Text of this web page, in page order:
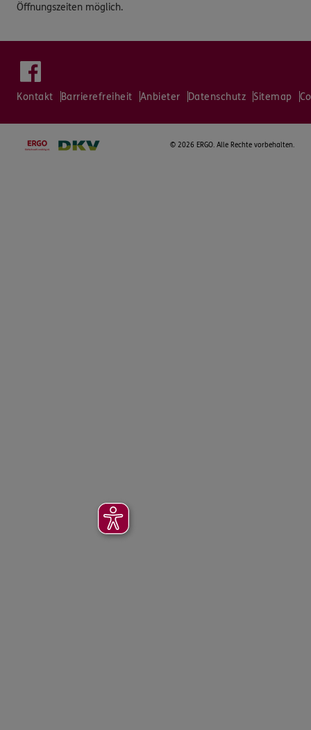
Öffnungszeiten möglich.
Kontakt Barrierefreiheit Anbieter Datenschutz Sitemap
© 2026 ERGO. Alle Rechte vorbehalten.